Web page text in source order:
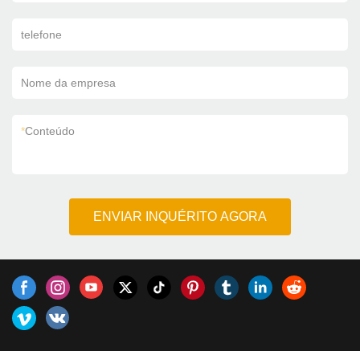
telefone
Nome da empresa
*Conteúdo
ENVIAR INQUÉRITO AGORA